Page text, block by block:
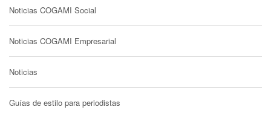
Noticias COGAMI Social
Noticias COGAMI Empresarial
Noticias
Guías de estilo para periodistas